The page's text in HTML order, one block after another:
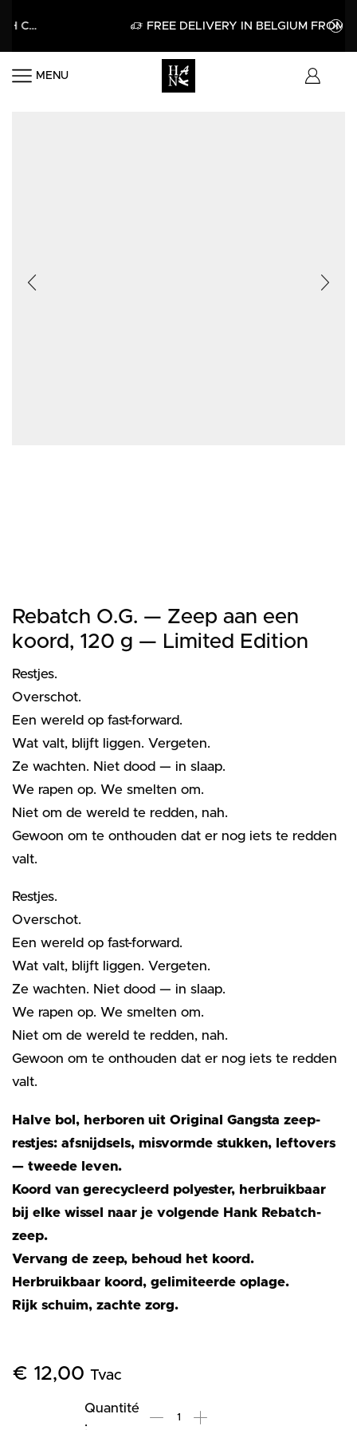
APPLY FREE DELIVERY IN BELGIUM FROM 60€
MENU
Rebatch O.G. — Zeep aan een
koord, 120 g — Limited Edition
Restjes.
Overschot.
Een wereld op fast-forward.
Wat valt, blijft liggen. Vergeten.
Ze wachten. Niet dood — in slaap.
We rapen op. We smelten om.
Niet om de wereld te redden, nah.
Gewoon om te onthouden dat er nog iets te redden
valt.
Restjes.
Overschot.
Een wereld op fast-forward.
Wat valt, blijft liggen. Vergeten.
Ze wachten. Niet dood — in slaap.
We rapen op. We smelten om.
Niet om de wereld te redden, nah.
Gewoon om te onthouden dat er nog iets te redden
valt.
Halve bol, herboren uit Original Gangsta zeep-
restjes: afsnijdsels, misvormde stukken, leftovers
— tweede leven.
Koord van gerecycleerd polyester, herbruikbaar
bij elke wissel naar je volgende Hank Rebatch-
zeep.
Vervang de zeep, behoud het koord.
Herbruikbaar koord, gelimiteerde oplage.
Rijk schuim, zachte zorg.
€ 12,00 Tvac